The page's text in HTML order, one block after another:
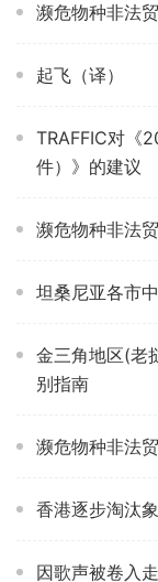
濒危物种非法
起飞（译）
TRAFFIC对《
件）》的建议
濒危物种非法
坦桑尼亚各市
金三角地区(老
别指南
濒危物种非法
香港逐步淘汰
因歌声被卷入